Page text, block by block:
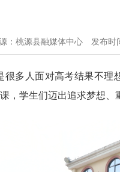
：桃源县融媒体中心 发布时
多人面对高考结果不
，学生们迈出追求梦想、